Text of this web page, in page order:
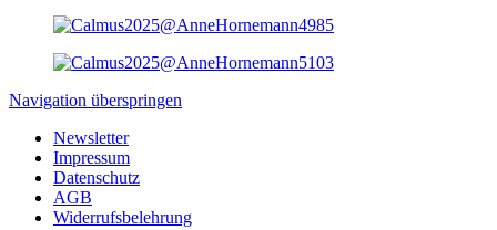
Navigation überspringen
Newsletter
Impressum
Datenschutz
AGB
Widerrufsbelehrung